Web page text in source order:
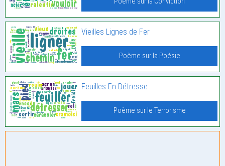
Vieilles Lignes de Fer
Poème sur la Poésie
Feuilles En Détresse
Poème sur le Terrorisme